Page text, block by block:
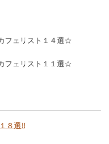
フェリスト１４選☆
フェリスト１１選☆
８選!!